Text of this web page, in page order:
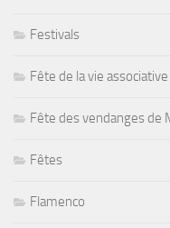
Festivals
Fête de la vie associative
Fête des vendanges de
Fêtes
Flamenco